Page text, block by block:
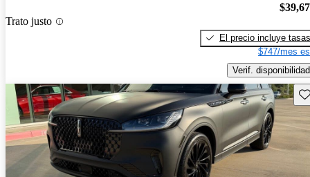
Trato justo
El precio incluye tasas
$747/mes
Verif. disponibilidad